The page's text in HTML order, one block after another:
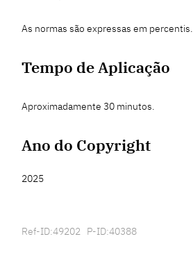
As normas são expressas em percentis.
Tempo de Aplicação
Aproximadamente 30 minutos.
Ano do Copyright
2025
Ref-ID:49202 P-ID:40388